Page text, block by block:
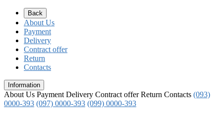
Back
About Us
Payment
Delivery
Contract offer
Return
Contacts
Information
About Us Payment Delivery Contract offer Return Contacts (093)
0000-393 (097) 0000-393 (099) 0000-393